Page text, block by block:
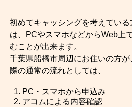
初めてキャッシングを考えてい
は、PCやスマホなどからWeb上
むことが出来ます。
千葉県船橋市周辺にお住いの方が
際の通常の流れとしては、
PC・スマホから申込み
アコムによる内容確認